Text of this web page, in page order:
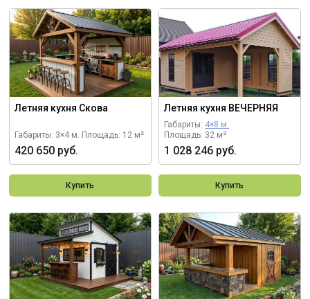
Летняя кухня Скова
Габариты: 3×4 м. Площадь: 12 м²
420 650 руб.
Купить
Летняя кухня ВЕЧЕРНЯЯ
Габариты: 4×8 м.
Площадь: 32 м²
1 028 246 руб.
Купить